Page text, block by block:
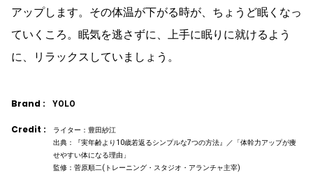
アップします。その体温が下がる時が、ちょうど眠くなっ
ていくころ。眠気を逃さずに、上手に眠りに就けるよう
に、リラックスしていましょう。
Brand : YOLO
Credit :
ライター：豊田紗江
出典：『実年齢より10歳若返るシンプルな7つの方法』／「体幹力アップが痩
せやすい体になる理由」
監修：菅原順二(トレーニング・スタジオ・アランチャ主宰)